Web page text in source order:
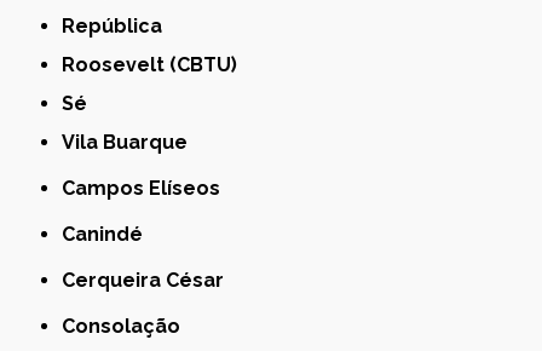
República
Roosevelt (CBTU)
Sé
Vila Buarque
Campos Elíseos
Canindé
Cerqueira César
Consolação